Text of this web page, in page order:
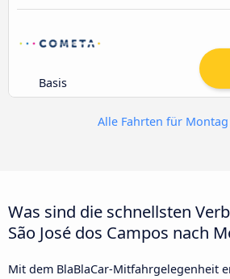
Basis
Alle Fahrten für
Was sind die schnellsten
São José dos Campos nach
Mit dem BlaBlaCar-Mitfahrgelegenheit